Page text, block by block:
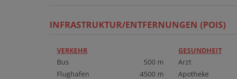
INFRASTRUKTUR/ENTFERNUNGEN (POIS)
VERKEHR
Bus
500 m
Flughafen
4500 m
GESUNDHEIT
Arzt
Apotheke